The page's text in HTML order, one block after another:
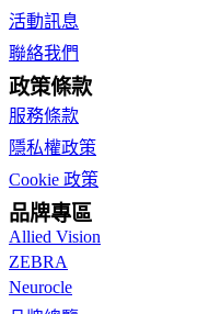
活動訊息
聯絡我們
政策條款
服務條款
隱私權政策
Cookie 政策
品牌專區
Allied Vision
ZEBRA
Neurocle